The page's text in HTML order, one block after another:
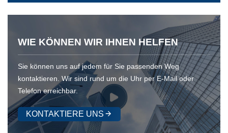
WIE KÖNNEN WIR IHNEN HELFEN
Sie können uns auf jedem für Sie passenden Weg
kontaktieren. Wir sind rund um die Uhr per E-Mail oder
Telefon erreichbar.
KONTAKTIERE UNS